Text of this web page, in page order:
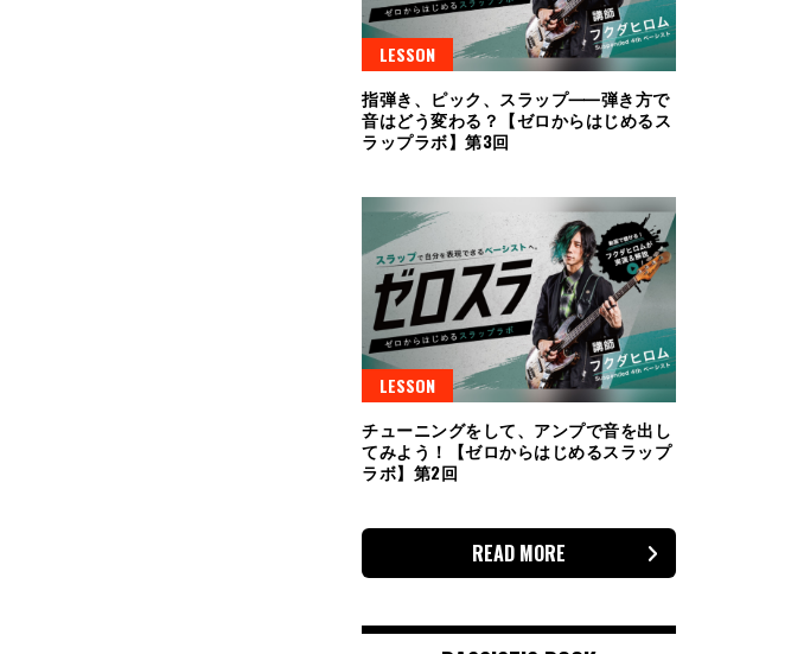
LESSON
指弾き、ピック、スラップ⸺弾き方で
音はどう変わる？【ゼロからはじめるス
ラップラボ】第3回
LESSON
チューニングをして、アンプで音を出し
てみよう！【ゼロからはじめるスラップ
ラボ】第2回
READ MORE